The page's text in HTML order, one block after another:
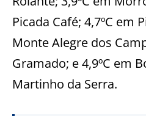
Picada Café; 4,7ºC em
Monte Alegre dos
Gramado; e 4,9ºC em
Martinho da Serra.